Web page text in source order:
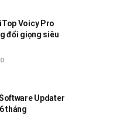
Voicy Pro
đổi giọng siêu
0
Updater
tháng